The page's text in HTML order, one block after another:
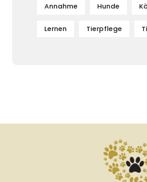
Annahme Hunde
Lernen Tierpflege